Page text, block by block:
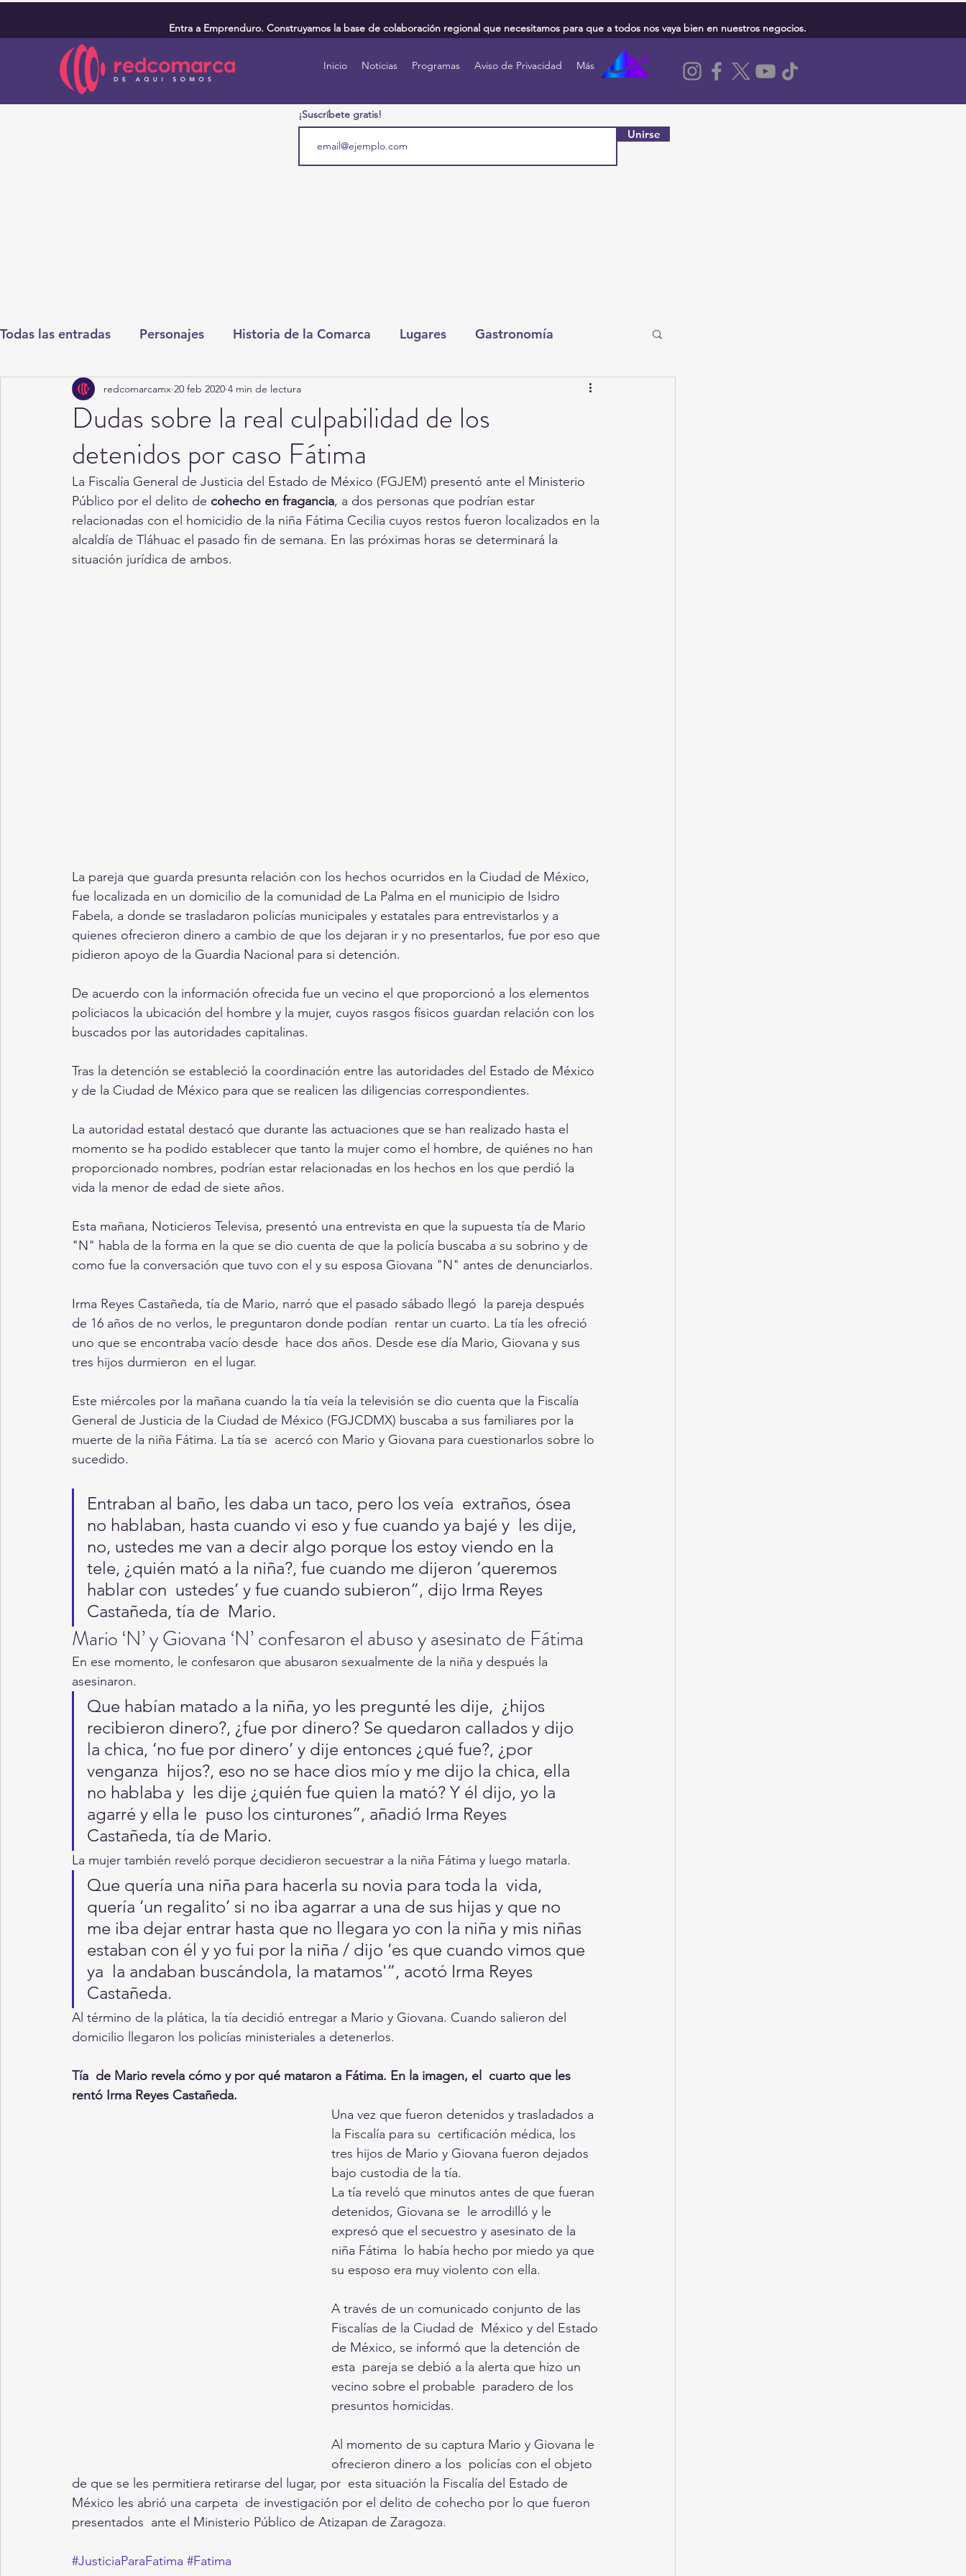
Entra a Emprenduro. Construyamos la base de colaboración regional que necesitamos para que a todos nos vaya bien en nuestros negocios.
Inicio Noticias Programas Aviso de Privacidad Más
¡Suscríbete gratis!
Unirse
Todas las entradas Personajes Historia de la Comarca Lugares Gastronomía
Deportes Salud Entretenimiento Torreón
Round Cero Columnistas CDMX Nacionales
Chismes Qué Curioso Gómez Palacio Comics Derechairos Fragmentos de la Historia
Durango Titulares en Inicio
Dudas sobre la real culpabilidad de los
detenidos por caso Fátima
redcomarcamx 20 feb 2020 4 min de lectura
La Fiscalía General de Justicia del Estado de México (FGJEM) presentó ante el Ministerio
Público por el delito de cohecho en fragancia, a dos personas que podrían estar
relacionadas con el homicidio de la niña Fátima Cecilia cuyos restos fueron localizados en la
alcaldía de Tláhuac el pasado fin de semana. En las próximas horas se determinará la
situación jurídica de ambos.
La pareja que guarda presunta relación con los hechos ocurridos en la Ciudad de México,
fue localizada en un domicilio de la comunidad de La Palma en el municipio de Isidro
Fabela, a donde se trasladaron policías municipales y estatales para entrevistarlos y a
quienes ofrecieron dinero a cambio de que los dejaran ir y no presentarlos, fue por eso que
pidieron apoyo de la Guardia Nacional para si detención.
De acuerdo con la información ofrecida fue un vecino el que proporcionó a los elementos
policiacos la ubicación del hombre y la mujer, cuyos rasgos físicos guardan relación con los
buscados por las autoridades capitalinas.
Tras la detención se estableció la coordinación entre las autoridades del Estado de México
y de la Ciudad de México para que se realicen las diligencias correspondientes.
La autoridad estatal destacó que durante las actuaciones que se han realizado hasta el
momento se ha podido establecer que tanto la mujer como el hombre, de quiénes no han
proporcionado nombres, podrían estar relacionadas en los hechos en los que perdió la
vida la menor de edad de siete años.
Esta mañana, Noticieros Televisa, presentó una entrevista en que la supuesta tía de Mario
"N" habla de la forma en la que se dio cuenta de que la policía buscaba a su sobrino y de
como fue la conversación que tuvo con el y su esposa Giovana "N" antes de denunciarlos.
Irma Reyes Castañeda, tía de Mario, narró que el pasado sábado llegó  la pareja después
de 16 años de no verlos, le preguntaron donde podían  rentar un cuarto. La tía les ofreció
uno que se encontraba vacío desde  hace dos años. Desde ese día Mario, Giovana y sus
tres hijos durmieron  en el lugar.
Este miércoles por la mañana cuando la tía veía la televisión se dio cuenta que la Fiscalía
General de Justicia de la Ciudad de México (FGJCDMX) buscaba a sus familiares por la
muerte de la niña Fátima. La tía se  acercó con Mario y Giovana para cuestionarlos sobre lo
sucedido.
Entraban al baño, les daba un taco, pero los veía  extraños, ósea
no hablaban, hasta cuando vi eso y fue cuando ya bajé y  les dije,
no, ustedes me van a decir algo porque los estoy viendo en la
tele, ¿quién mató a la niña?, fue cuando me dijeron ‘queremos
hablar con  ustedes’ y fue cuando subieron”, dijo Irma Reyes
Castañeda, tía de  Mario.
Mario ‘N’ y Giovana ‘N’ confesaron el abuso y asesinato de Fátima
En ese momento, le confesaron que abusaron sexualmente de la niña y después la
asesinaron.
Que habían matado a la niña, yo les pregunté les dije,  ¿hijos
recibieron dinero?, ¿fue por dinero? Se quedaron callados y dijo
la chica, ‘no fue por dinero’ y dije entonces ¿qué fue?, ¿por
venganza  hijos?, eso no se hace dios mío y me dijo la chica, ella
no hablaba y  les dije ¿quién fue quien la mató? Y él dijo, yo la
agarré y ella le  puso los cinturones”, añadió Irma Reyes
Castañeda, tía de Mario.
La mujer también reveló porque decidieron secuestrar a la niña Fátima y luego matarla.
Que quería una niña para hacerla su novia para toda la  vida,
quería ‘un regalito’ si no iba agarrar a una de sus hijas y que no
me iba dejar entrar hasta que no llegara yo con la niña y mis niñas
estaban con él y yo fui por la niña / dijo ‘es que cuando vimos que
ya  la andaban buscándola, la matamos'”, acotó Irma Reyes
Castañeda.
Al término de la plática, la tía decidió entregar a Mario y Giovana. Cuando salieron del
domicilio llegaron los policías ministeriales a detenerlos.
Tía  de Mario revela cómo y por qué mataron a Fátima. En la imagen, el  cuarto que les
rentó Irma Reyes Castañeda.
Una vez que fueron detenidos y trasladados a
la Fiscalía para su  certificación médica, los
tres hijos de Mario y Giovana fueron dejados
bajo custodia de la tía.
La tía reveló que minutos antes de que fueran
detenidos, Giovana se  le arrodilló y le
expresó que el secuestro y asesinato de la
niña Fátima  lo había hecho por miedo ya que
su esposo era muy violento con ella.
A través de un comunicado conjunto de las
Fiscalías de la Ciudad de  México y del Estado
de México, se informó que la detención de
esta  pareja se debió a la alerta que hizo un
vecino sobre el probable  paradero de los
presuntos homicidas.
Al momento de su captura Mario y Giovana le
ofrecieron dinero a los  policías con el objeto
de que se les permitiera retirarse del lugar, por  esta situación la Fiscalía del Estado de
México les abrió una carpeta  de investigación por el delito de cohecho por lo que fueron
presentados  ante el Ministerio Público de Atizapan de Zaragoza.
#JusticiaParaFatima #Fatima